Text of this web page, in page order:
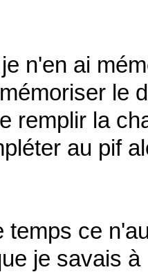
n'en ai
le
remplir la
au pif
temps ce
je savais